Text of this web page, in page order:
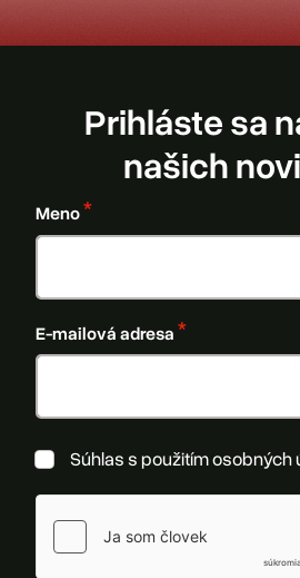
Prihláste sa
našich
Meno
E-mailová adresa
Súhlas s použitím osobných